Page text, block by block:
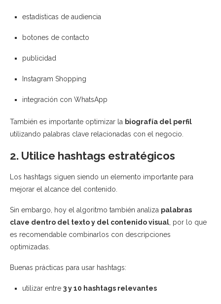
estadísticas de audiencia
botones de contacto
publicidad
Instagram Shopping
integración con WhatsApp
También es importante optimizar la biografía del perfil
utilizando palabras clave relacionadas con el negocio.
2. Utilice hashtags estratégicos
Los hashtags siguen siendo un elemento importante para
mejorar el alcance del contenido.
Sin embargo, hoy el algoritmo también analiza palabras
clave dentro del texto y del contenido visual , por lo que
es recomendable combinarlos con descripciones
optimizadas.
Buenas prácticas para usar hashtags:
utilizar entre 3 y 10 hashtags relevantes